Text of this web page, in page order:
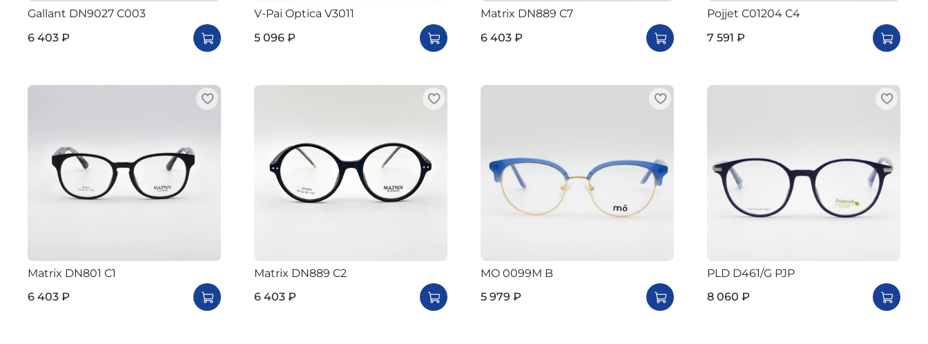
Gallant DN9027 C003
6 403 ₽
V-Pai Optica V3011
5 096 ₽
Matrix DN889 C7
6 403 ₽
Pojjet C01204 C4
7 591 ₽
Matrix DN801 C1
6 403 ₽
Matrix DN889 C2
6 403 ₽
MO 0099M B
5 979 ₽
PLD D461/G PJP
8 060 ₽